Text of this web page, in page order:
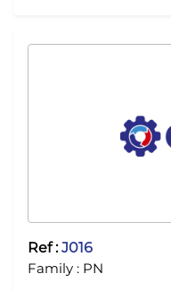
Ref :J016
Family : PN